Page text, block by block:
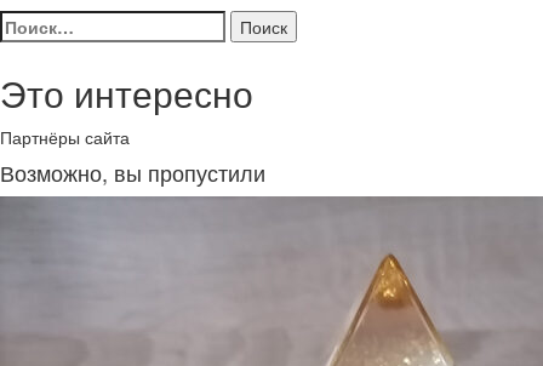
Найти:
Это интересно
Партнёры сайта
Возможно, вы пропустили